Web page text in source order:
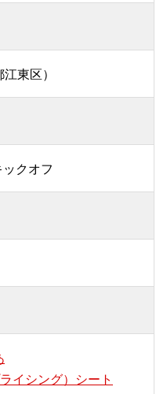
東区）
クオフ
イシング）シート